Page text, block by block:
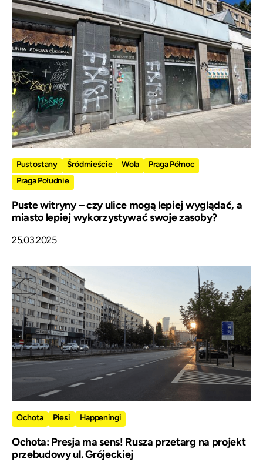
Pustostany Śródmieście Wola
Praga Północ
Praga Południe
Puste witryny – czy ulice mogą lepiej wyglądać, a
miasto lepiej wykorzystywać swoje zasoby?
25.03.2025
Ochota Piesi Happeningi
Ochota: Presja ma sens! Rusza przetarg na projekt
przebudowy ul. Grójeckiej